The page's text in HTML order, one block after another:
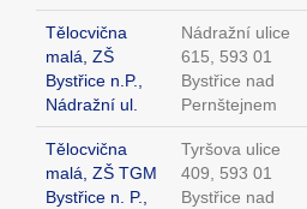
Tělocvična
malá, ZŠ
Bystřice n.P.,
Nádražní ul.
Nádražní ulice
615, 593 01
Bystřice nad
Pernštejnem
Tělocvična
malá, ZŠ TGM
Bystřice n. P.,
Tyršova ulice
409, 593 01
Bystřice nad